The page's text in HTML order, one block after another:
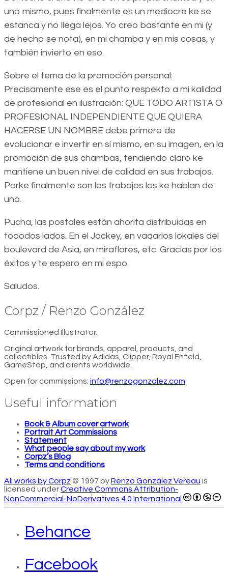
uno mismo, pues finalmente es un mediocre ke se
estanca y no llega lejos. Yo creo bastante en mi (y
de hecho se nota), en mi chamba y en mis cosas, y
también invierto en eso.
Sobre el tema de la promoción personal:
Precisamente ese es el punto respekto a mi kalidad
de profesional en ilustración: QUE TODO ARTISTA O
PROFESIONAL INDEPENDIENTE QUE QUIERA
HACERSE UN NOMBRE debe primero de
evolucionar e invertir en sí mismo, en su imagen, en la
promoción de sus chambas, tendiendo claro ke
mantiene un buen nivel de calidad en sus trabajos.
Porke finalmente son los trabajos los ke hablan de
uno.
Pucha, las postales están ahorita distribuidas en
tooodos lados. En el Jockey, en vaaarios lokales del
boulevard de Asia, en miraflores, etc. Gracias por los
éxitos y te espero en mi espo.
Saludos.
Corpz / Renzo González
Commissioned Illustrator.
Original artwork for brands, apparel, products, and
collectibles. Trusted by Adidas, Clipper, Royal Enfield,
GameStop, and clients worldwide.
Open for commissions: info@renzogonzalez.com
Useful information
Book & Album cover artwork
Portrait Art Commissions
Statement
What people say about my work
Corpz’s Blog
Terms and conditions
All works by Corpz © 1997 byRenzo González Vereau is
licensed underCreative Commons Attribution-
NonCommercial-NoDerivatives 4.0 International
Behance
Facebook